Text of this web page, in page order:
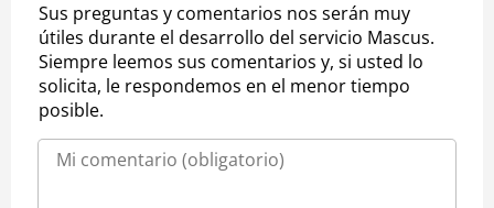
Sus preguntas y comentarios nos serán muy
útiles durante el desarrollo del servicio Mascus.
Siempre leemos sus comentarios y, si usted lo
solicita, le respondemos en el menor tiempo
posible.